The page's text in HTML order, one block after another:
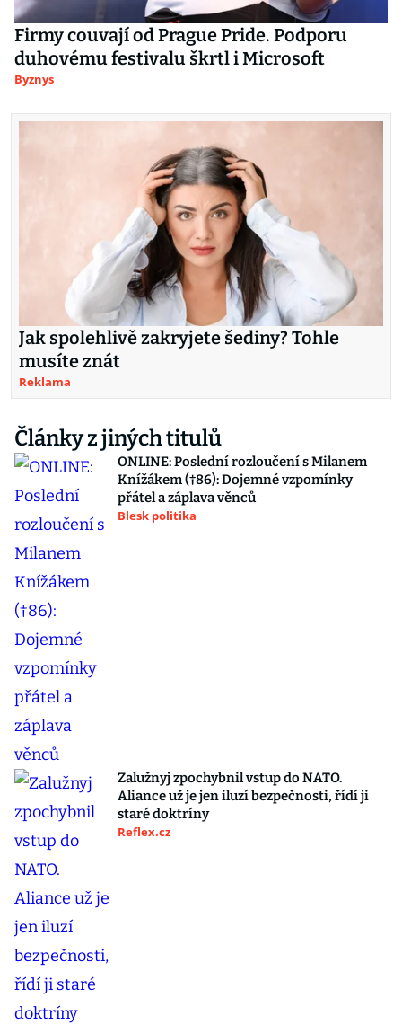
Firmy couvají od Prague Pride. Podporu
duhovému festivalu škrtl i Microsoft
Byznys
Jak spolehlivě zakryjete šediny? Tohle
musíte znát
Reklama
Články z jiných titulů
ONLINE: Poslední rozloučení s Milanem
Knížákem (†86): Dojemné vzpomínky
přátel a záplava věnců
Blesk politika
Zalužnyj zpochybnil vstup do NATO.
Aliance už je jen iluzí bezpečnosti, řídí ji
staré doktríny
Reflex.cz